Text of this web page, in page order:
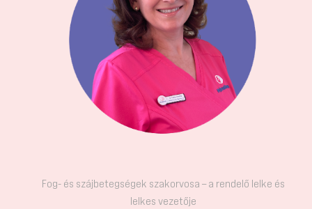
19 éve, Szegeden nyitottam meg
magánrendelőmet azzal a céllal, hogy
teljes figyelmem szentelhessem a
hozzám fordulóknak. Hitvallásom,
hogy „Úgy bánj másokkal, ahogy te is
szeretnéd, hogy veled bánjanak”.
Fog- és szájbetegségek szakorvosa – a rendelő lelke és
lelkes vezetője